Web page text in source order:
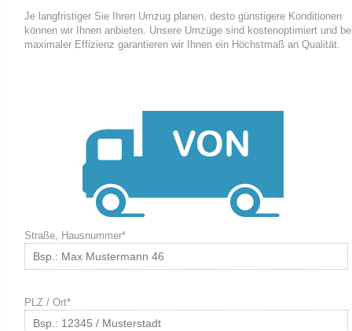
Je langfristiger Sie Ihren Umzug planen, desto günstigere Konditionen
können wir Ihnen anbieten. Unsere Umzüge sind kostenoptimiert und
maximaler Effizienz garantieren wir Ihnen ein Höchstmaß an Qualität.
Straße, Hausnummer*
PLZ / Ort*